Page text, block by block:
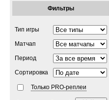
Фильтры
Тип игры
Матчап
Период
Сортировка
Только PRO-реплеи